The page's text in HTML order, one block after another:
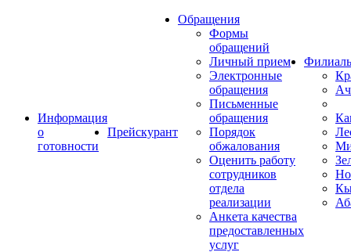
Информация
о
готовности
Прейскурант
Обращения
Формы
обращений
Личный прием
Электронные
обращения
Письменные
обращения
Порядок
обжалования
Оценить работу
сотрудников
отдела
реализации
Анкета качества
предоставленных
услуг